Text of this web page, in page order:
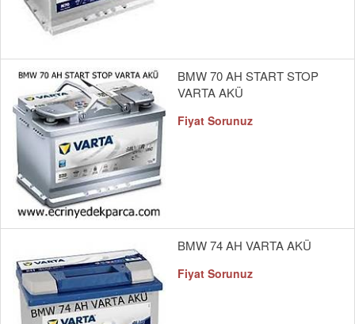
BMW 70 AH START STOP
VARTA AKÜ
Fiyat Sorunuz
BMW 74 AH VARTA AKÜ
Fiyat Sorunuz